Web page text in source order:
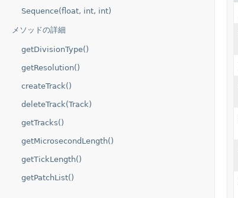
Sequence(float, int, int)
メソッドの詳細
getDivisionType()
getResolution()
createTrack()
deleteTrack(Track)
getTracks()
getMicrosecondLength()
getTickLength()
getPatchList()